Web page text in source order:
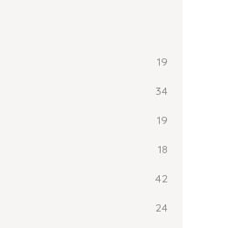
19
34
19
18
42
24